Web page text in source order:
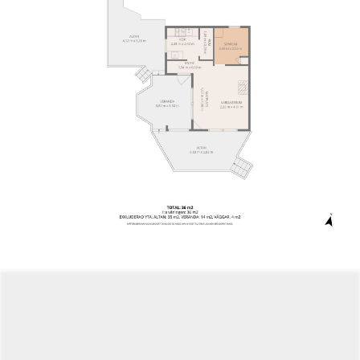
med eldstad, kök och sovrum. I anslutning till stugan
finns uteplatser i både söder- och västerläge, vilket ger
möjlighet att njuta av solen från morgon till kväll och ta
tillvara den vackra utsikten över Lerviken och Lumparn.
Standarden är anpassad för enkelt sommarbruk med
solceller, 12-voltsbelysning och gasdrivna vitvaror. Utöver
huvudbyggnaden finns en isolerad gäststuga från 90-talet
utrustad med Jötulkamin, en mindre övernattningsstuga,
ett förråd samt en vedeldad strandbastu med en
övernattningsdel samt en nätbod nere vid vattnet.
Med fastigheten följer även andelar i flera samfälligheter,